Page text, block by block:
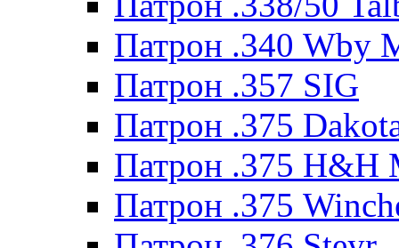
Патрон .340 Wby
Патрон .357 SIG
Патрон .375
Патрон .375 H&H
Патрон .375